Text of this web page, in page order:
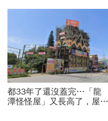
都33年了還沒蓋完…「龍
潭怪怪屋」又長高了，屋主